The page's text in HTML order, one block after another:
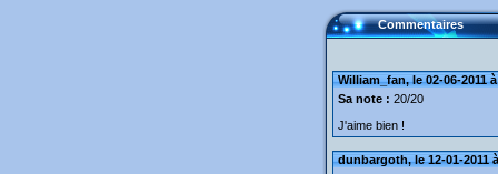
Commentaires
William_fan, le 02-06-2011
Sa note : 20/20
J'aime bien !
dunbargoth, le 12-01-2011